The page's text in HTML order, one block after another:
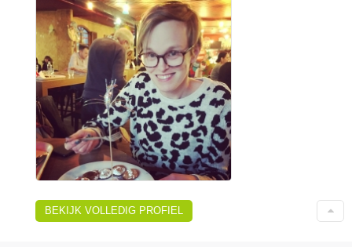
BEKIJK VOLLEDIG PROFIEL